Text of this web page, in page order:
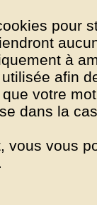
pour
à
afin
votre
dans la
vous vous